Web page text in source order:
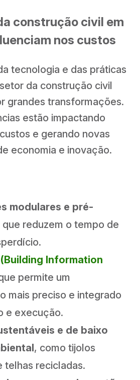
construção civil em
nos custos
tecnologia e das práticas
da construção civil
grandes transformações.
estão impactando
e gerando novas
economia e inovação.
modulares e pré-
que reduzem o tempo de
(Building Information
permite um
mais preciso e integrado
e execução.
e de baixo
, como tijolos
telhas recicladas.